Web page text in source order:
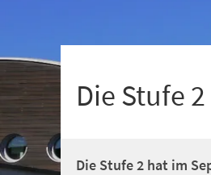
Die Stufe
Die Stufe 2 hat im